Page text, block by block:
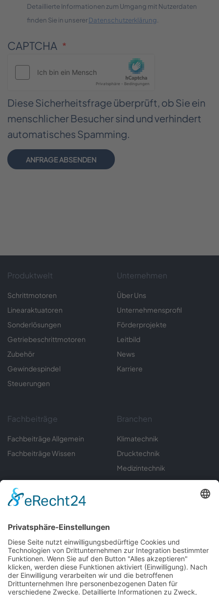
Detaillierte Informationen zum Umgang mit Nutzerdaten
finden Sie in unsererDatenschutzerklärung.
CAPTCHA
Diese Sicherheitsfrage überprüft, ob Sie ein
menschlicher Besucher sind und verhindert
automatisches Spamming.
ANFRAGE ABSENDEN
Produktwelt
Schrittmotoren
Linearaktuatoren
Sonderlösungen
Getriebeschrittmotoren
Zubehör
Gewindespindel
Steuerungen
Unternehmen
Über Uns
Unternehmensprofil
Förderprojekte
Leitbild
News
Karriere
Fachbeiträge
Fachbeiträge Allgemein
Fachbeiträge Wissen
Branchen
Klimatechnik
Drucktechnik
Medizintechnik
Sondermaschinenbau
Gerätebau
Informationen Servicecenter